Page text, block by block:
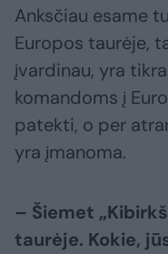
Anksčiau esame
Europos taurėje,
įvardinau, yra
komandoms į
patekti, o per
yra įmanoma.
– Šiemet
taurėje. Kokie,